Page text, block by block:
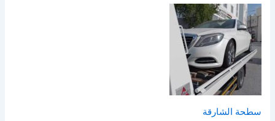
سطحة الشارقة